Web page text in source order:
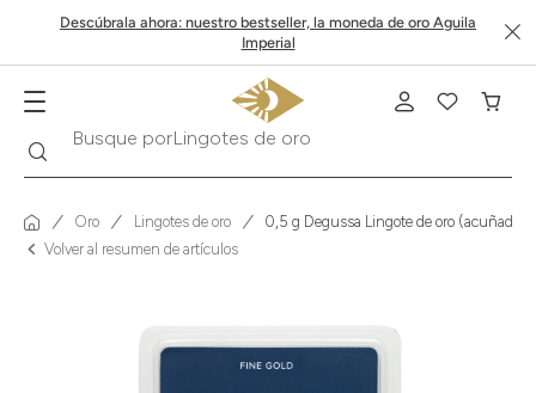
Descúbrala ahora: nuestro bestseller, la moneda de oro Aguila
Imperial
Busque por
Oro Lingotes de oro
0,5 g Degussa Lingote de oro (acuñado)
Volver al resumen de artículos